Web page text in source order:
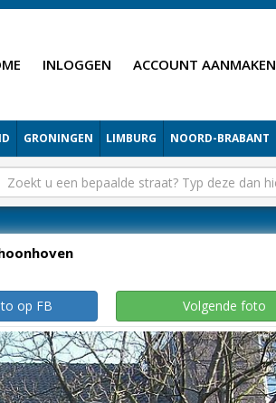
INLOGGEN ACCOUNT AANMAKEN
GRONINGEN LIMBURG NOORD-BRABANT
op FB Volgende foto